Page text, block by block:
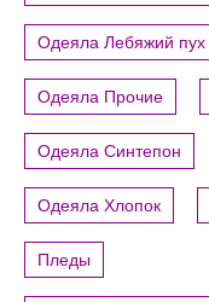
Одеяла Лебяжий пух
Одеяла Прочие
Одеяла Синтепон
Одеяла Хлопок
Пледы